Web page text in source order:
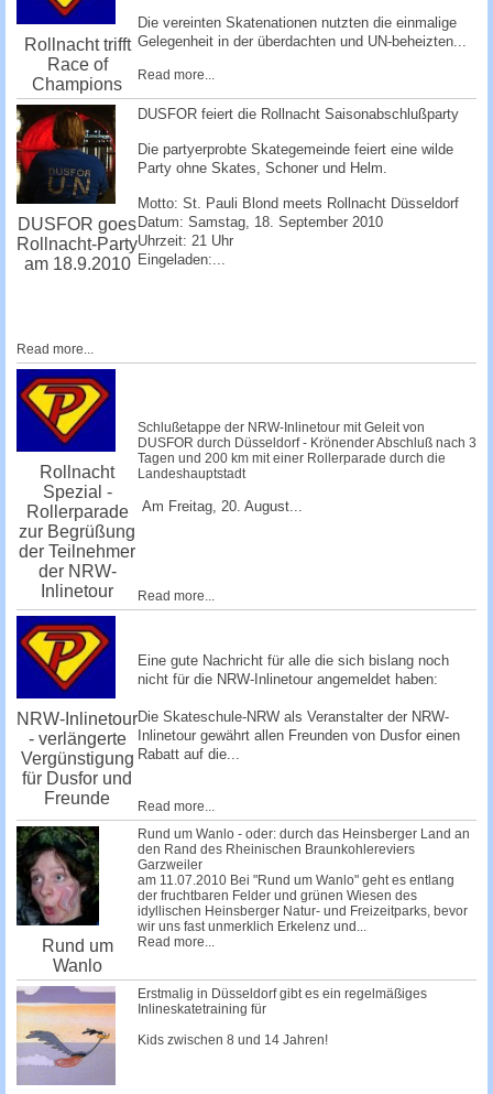
Rollnacht trifft
Race of
Champions
Die vereinten Skatenationen nutzten die einmalige
Gelegenheit in der überdachten und UN-beheizten...
Read more...
DUSFOR goes
Rollnacht-Party
am 18.9.2010
DUSFOR feiert die Rollnacht Saisonabschlußparty
Die partyerprobte Skategemeinde feiert eine wilde
Party ohne Skates, Schoner und Helm.
Motto: St. Pauli Blond meets Rollnacht Düsseldorf
Datum: Samstag, 18. September 2010
Uhrzeit: 21 Uhr
Eingeladen:...
Read more...
Rollnacht
Spezial -
Rollerparade
zur Begrüßung
der Teilnehmer
der NRW-
Inlinetour
Schlußetappe der NRW-Inlinetour mit Geleit von
DUSFOR durch Düsseldorf - Krönender Abschluß nach 3
Tagen und 200 km mit einer Rollerparade durch die
Landeshauptstadt
Am Freitag, 20. August...
Read more...
NRW-Inlinetour
- verlängerte
Vergünstigung
für Dusfor und
Freunde
Eine gute Nachricht für alle die sich bislang noch
nicht für die NRW-Inlinetour angemeldet haben:
Die Skateschule-NRW als Veranstalter der NRW-
Inlinetour gewährt allen Freunden von Dusfor einen
Rabatt auf die...
Read more...
Rund um
Wanlo
Rund um Wanlo - oder: durch das Heinsberger Land an
den Rand des Rheinischen Braunkohlereviers
Garzweiler
am 11.07.2010 Bei "Rund um Wanlo" geht es entlang
der fruchtbaren Felder und grünen Wiesen des
idyllischen Heinsberger Natur- und Freizeitparks, bevor
wir uns fast unmerklich Erkelenz und...
Read more...
Erstmalig in Düsseldorf gibt es ein regelmäßiges
Inlineskatetraining für
Kids zwischen 8 und 14 Jahren!